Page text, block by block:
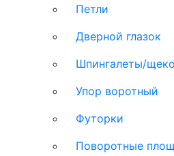
Петли
Дверной глазок
Шпингалеты/
Упор воротный
Футорки
Поворотные